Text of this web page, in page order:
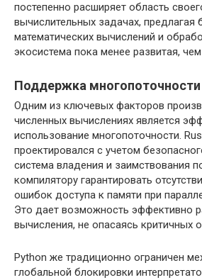
постепенно расширяет область
вычислительных задачах, предлагая
математических вычислений и
экосистема пока менее развитая,
Поддержка
Одним из ключевых факторов
численных вычислениях является
использование многопоточности.
проектировался с учетом
система владения и заимствования
компилятору гарантировать
ошибок доступа к памяти при
Это дает возможность эффективно
вычисления, не опасаясь критичных
Python же традиционно ограничен
глобальной блокировки